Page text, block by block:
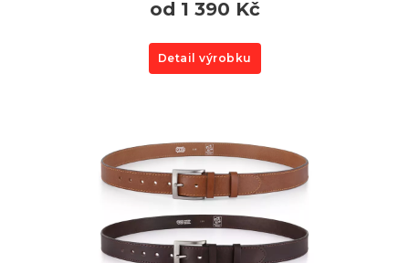
od 1 390 Kč
Detail výrobku